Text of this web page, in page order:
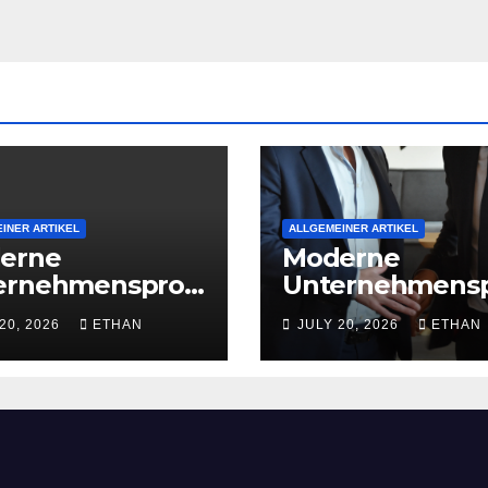
ARTIKEL
für nachhaltige
2026 ETHAN
ALLGEMEINER ARTIKEL
Moderne
esse für
g
JULY 20, 2026 ETHAN